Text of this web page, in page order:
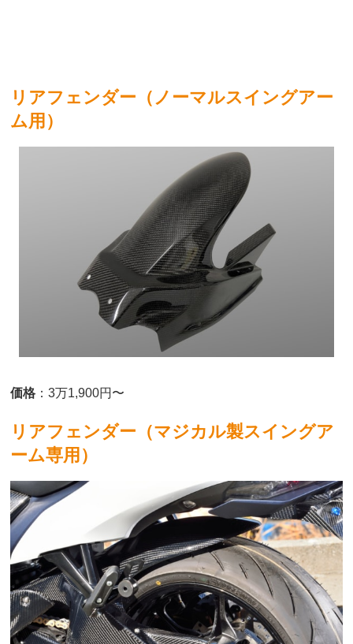
リアフェンダー（ノーマルスイングアー
ム用）
価格 ：3万1,900円〜
リアフェンダー（マジカル製スイングア
ーム専用）